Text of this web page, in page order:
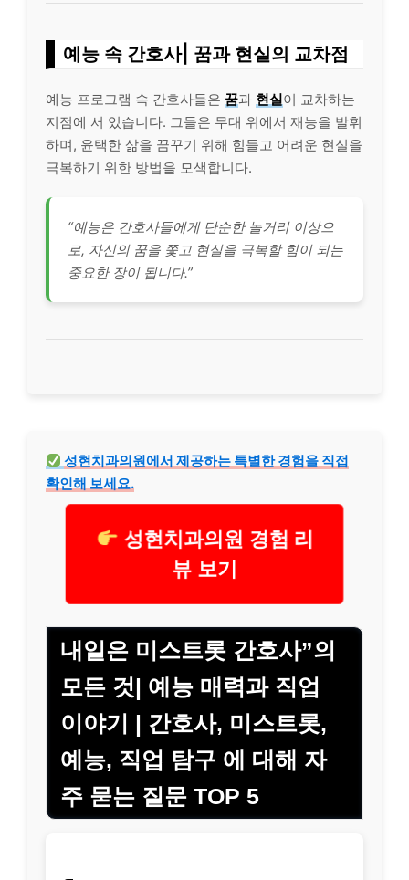
예능 속 간호사| 꿈과 현실의 교차점
예능 프로그램 속 간호사들은 꿈과 현실이 교차하는
지점에 서 있습니다. 그들은 무대 위에서 재능을 발휘
하며, 윤택한 삶을 꿈꾸기 위해 힘들고 어려운 현실을
극복하기 위한 방법을 모색합니다.
“예능은 간호사들에게 단순한 놀거리 이상으
로, 자신의 꿈을 쫓고 현실을 극복할 힘이 되는
중요한 장이 됩니다.”
성현치과의원에서 제공하는 특별한 경험을 직접
확인해 보세요.
성현치과의원 경험 리
뷰 보기
내일은 미스트롯 간호사”의
모든 것| 예능 매력과 직업
이야기 | 간호사, 미스트롯,
예능, 직업 탐구 에 대해 자
주 묻는 질문 TOP 5